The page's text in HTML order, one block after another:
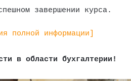
завершении курса.
полной информации]
в области бухгалтерии!